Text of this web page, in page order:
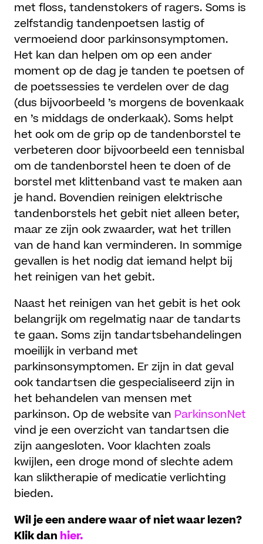
met floss, tandenstokers of ragers. Soms is
zelfstandig tandenpoetsen lastig of
vermoeiend door parkinsonsymptomen.
Het kan dan helpen om op een ander
moment op de dag je tanden te poetsen of
de poetssessies te verdelen over de dag
(dus bijvoorbeeld ’s morgens de bovenkaak
en ’s middags de onderkaak). Soms helpt
het ook om de grip op de tandenborstel te
verbeteren door bijvoorbeeld een tennisbal
om de tandenborstel heen te doen of de
borstel met klittenband vast te maken aan
je hand. Bovendien reinigen elektrische
tandenborstels het gebit niet alleen beter,
maar ze zijn ook zwaarder, wat het trillen
van de hand kan verminderen. In sommige
gevallen is het nodig dat iemand helpt bij
het reinigen van het gebit.
Naast het reinigen van het gebit is het ook
belangrijk om regelmatig naar de tandarts
te gaan. Soms zijn tandartsbehandelingen
moeilijk in verband met
parkinsonsymptomen. Er zijn in dat geval
ook tandartsen die gespecialiseerd zijn in
het behandelen van mensen met
parkinson. Op de website van ParkinsonNet
vind je een overzicht van tandartsen die
zijn aangesloten. Voor klachten zoals
kwijlen, een droge mond of slechte adem
kan sliktherapie of medicatie verlichting
bieden.
Wil je een andere waar of niet waar lezen?
Klik dan hier.